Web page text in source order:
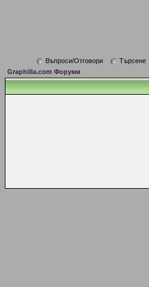
Въпроси/Отговори Търсене
Graphilla.com Форуми